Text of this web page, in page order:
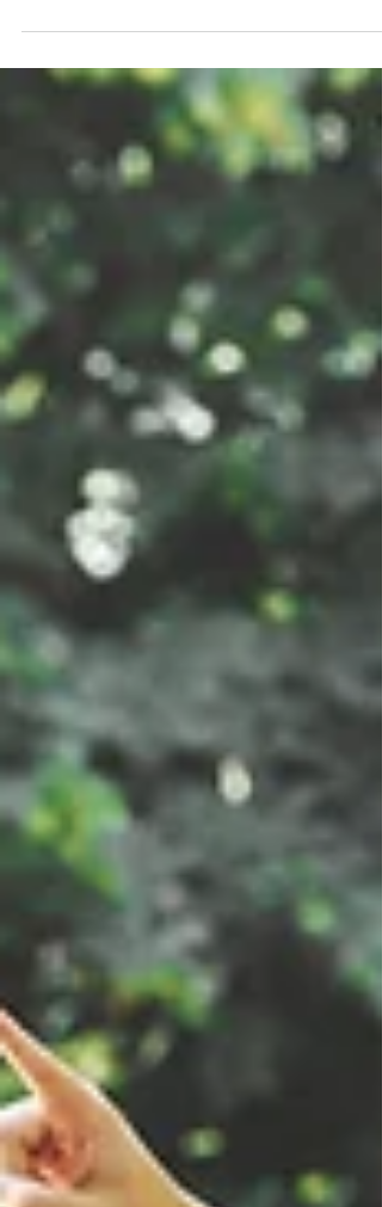
crear un manual de buenas prácticas en
Terapias Asistidas y Servicios Asistidos con
Animales, impulsando una visión más
consciente y humana del acompañamiento.
El objetivo es claro y profundamente
necesario: potenciar la salud mental
favorecer la inclusión social, reconocer el
valor del trabajo hu